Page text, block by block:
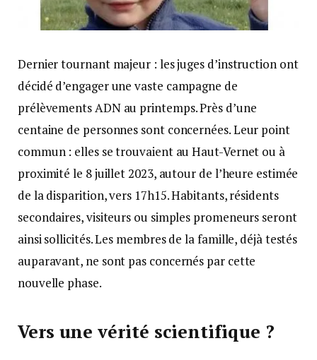
Dernier tournant majeur : les juges d’instruction ont
décidé d’engager une vaste campagne de
prélèvements ADN au printemps. Près d’une
centaine de personnes sont concernées. Leur point
commun : elles se trouvaient au Haut-Vernet ou à
proximité le 8 juillet 2023, autour de l’heure estimée
de la disparition, vers 17h15. Habitants, résidents
secondaires, visiteurs ou simples promeneurs seront
ainsi sollicités. Les membres de la famille, déjà testés
auparavant, ne sont pas concernés par cette
nouvelle phase.
Vers une vérité scientifique ?